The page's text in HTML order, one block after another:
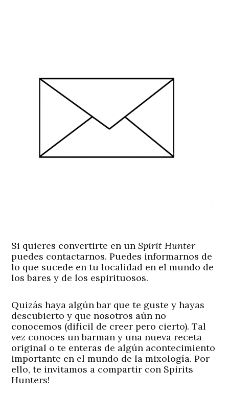
Si quieres convertirte en unSpirit Hunter
puedes contactarnos. Puedes informarnos de
lo que sucede en tu localidad en el mundo de
los bares y de los espirituosos.
Quizás haya algún bar que te guste y hayas
descubierto y que nosotros aún no
conocemos (difícil de creer pero cierto). Tal
vez conoces un barman y una nueva receta
original o te enteras de algún acontecimiento
importante en el mundo de la mixología. Por
ello, te invitamos a compartir con Spirits
Hunters!